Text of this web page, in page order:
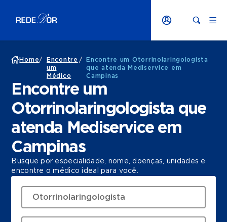
Home/
Encontre
um
Médico
/
Encontre um Otorrinolaringologista
que atenda Mediservice em
Campinas
Encontre um
Otorrinolaringologista que
atenda Mediservice em
Campinas
Busque por especialidade, nome, doenças, unidades e
encontre o médico ideal para você.